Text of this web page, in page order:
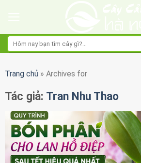
Tìm
kiếm:
Trang chủ » Archives for
Tác giả: Tran Nhu Thao